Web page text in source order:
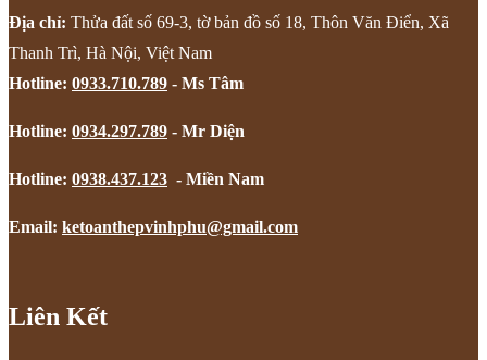
Địa chỉ: Thửa đất số 69-3, tờ bản đồ số 18, Thôn Văn Điển, Xã
Thanh Trì, Hà Nội, Việt Nam
Hotline: 0933.710.789 - Ms Tâm
Hotline: 0934.297.789 - Mr Diện
Hotline: 0938.437.123 - Miền Nam
Email: ketoanthepvinhphu@gmail.com
Liên Kết